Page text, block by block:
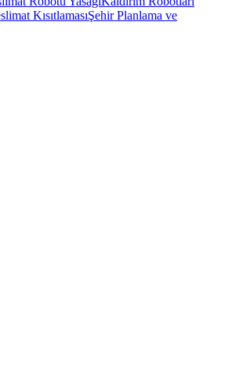
KısıtlamasıŞehir Planlama ve